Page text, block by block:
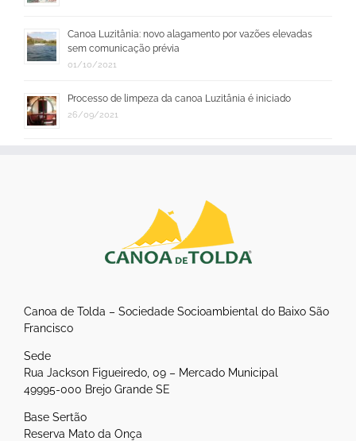
Canoa Luzitânia: novo alagamento por vazões elevadas
sem comunicação prévia
01/10/2021
Processo de limpeza da canoa Luzitânia é iniciado
26/09/2021
Canoa de Tolda – Sociedade Socioambiental do Baixo São
Francisco
Sede
Rua Jackson Figueiredo, 09 – Mercado Municipal
49995-000 Brejo Grande SE
Base Sertão
Reserva Mato da Onça